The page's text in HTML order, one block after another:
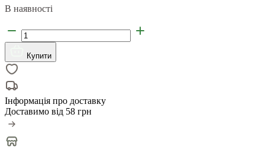
В наявності
Купити
Інформація про доставку
Доставимо від 58 грн